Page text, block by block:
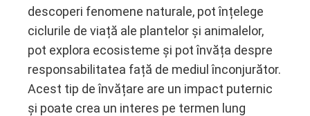
descoperi fenomene naturale, pot înțelege
ciclurile de viață ale plantelor și animalelor,
pot explora ecosisteme și pot învăța despre
responsabilitatea față de mediul înconjurător.
Acest tip de învățare are un impact puternic
și poate crea un interes pe termen lung